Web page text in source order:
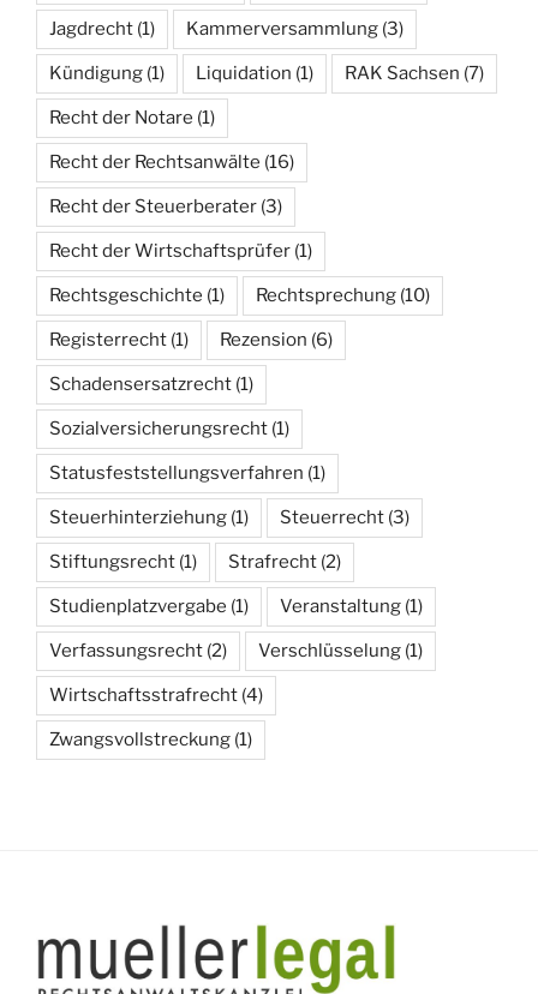
Jagdrecht (1) Kammerversammlung (3)
Kündigung (1) Liquidation (1) RAK Sachsen (7)
Recht der Notare (1)
Recht der Rechtsanwälte (16)
Recht der Steuerberater (3)
Recht der Wirtschaftsprüfer (1)
Rechtsgeschichte (1) Rechtsprechung (10)
Registerrecht (1) Rezension (6)
Schadensersatzrecht (1)
Sozialversicherungsrecht (1)
Statusfeststellungsverfahren (1)
Steuerhinterziehung (1) Steuerrecht (3)
Stiftungsrecht (1) Strafrecht (2)
Studienplatzvergabe (1) Veranstaltung (1)
Verfassungsrecht (2) Verschlüsselung (1)
Wirtschaftsstrafrecht (4)
Zwangsvollstreckung (1)